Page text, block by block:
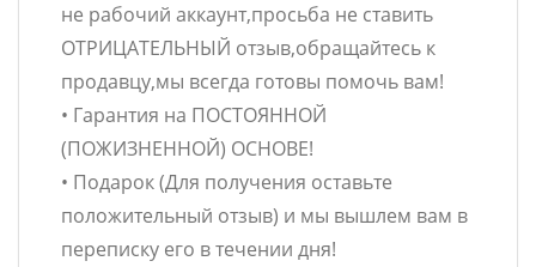
не рабочий аккаунт,просьба не ставить
ОТРИЦАТЕЛЬНЫЙ отзыв,обращайтесь к
продавцу,мы всегда готовы помочь вам!
• Гарантия на ПОСТОЯННОЙ
(ПОЖИЗНЕННОЙ) ОСНОВЕ!
• Подарок (Для получения оставьте
положительный отзыв) и мы вышлем вам в
переписку его в течении дня!